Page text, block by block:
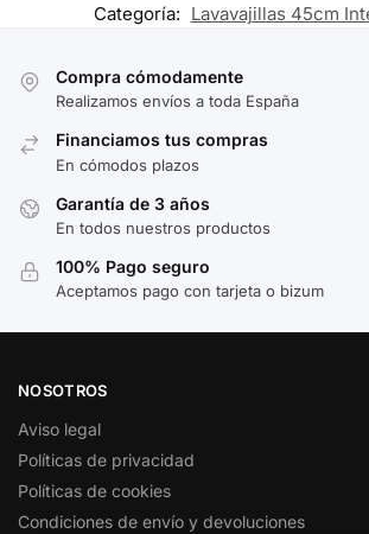
Categoría: Lavavajillas 45cm
Compra cómodamente
Realizamos envíos a toda España
Financiamos tus compras
En cómodos plazos
Garantía de 3 años
En todos nuestros productos
100% Pago seguro
Aceptamos pago con tarjeta o bizum
NOSOTROS
Aviso legal
Políticas de privacidad
Políticas de cookies
Condiciones de envío y devoluciones